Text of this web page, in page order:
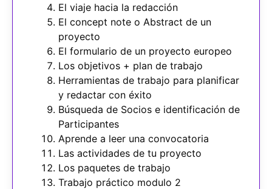
El viaje hacia la redacción
El concept note o Abstract de un
proyecto
El formulario de un proyecto europeo
Los objetivos + plan de trabajo
Herramientas de trabajo para planificar
y redactar con éxito
Búsqueda de Socios e identificación de
Participantes
Aprende a leer una convocatoria
Las actividades de tu proyecto
Los paquetes de trabajo
Trabajo práctico modulo 2